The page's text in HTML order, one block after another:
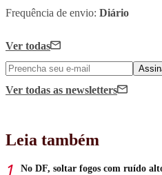
Frequência de envio: Diário
Ver todas
Ver todas as newsletters
Leia também
No DF, soltar fogos com ruído